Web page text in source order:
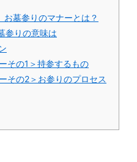
墓参りのマナーとは？
参りの意味は
その1＞持参するもの
その2＞お参りのプロセス